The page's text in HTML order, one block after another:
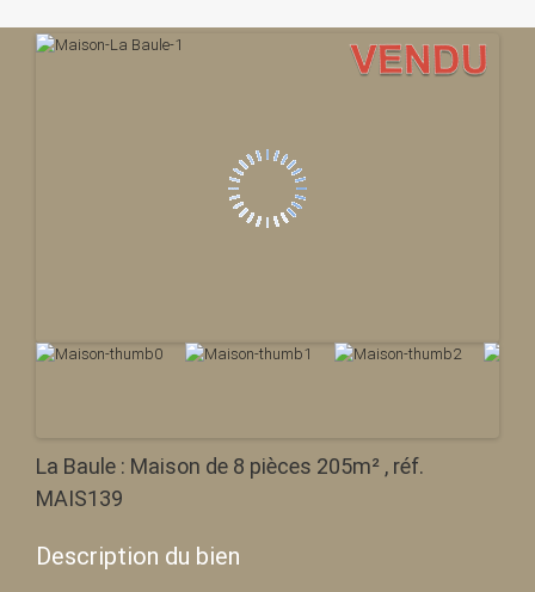
La Baule : Maison de 8 pièces 205m² , réf.
MAIS139
Description du bien